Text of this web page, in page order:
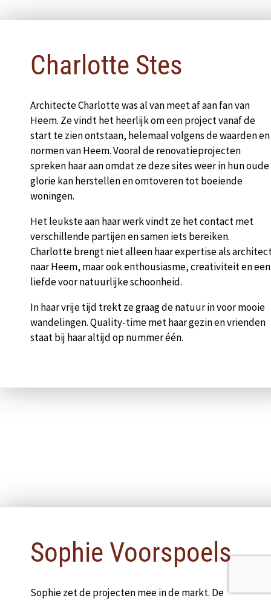
Charlotte Stes
Architecte Charlotte was al van meet af aan fan van
Heem. Ze vindt het heerlijk om een project vanaf de
start te zien ontstaan, helemaal volgens de waarden en
normen van Heem. Vooral de renovatieprojecten
spreken haar aan omdat ze deze sites weer in hun oude
glorie kan herstellen en omtoveren tot boeiende
woningen.
Het leukste aan haar werk vindt ze het contact met
verschillende partijen en samen iets bereiken.
Charlotte brengt niet alleen haar expertise als
naar Heem, maar ook enthousiasme, creativiteit en een
liefde voor natuurlijke schoonheid.
In haar vrije tijd trekt ze graag de natuur in voor mooie
wandelingen. Quality-time met haar gezin en vrienden
staat bij haar altijd op nummer één.
Sophie Voorspoels
Sophie zet de projecten mee in de markt. De